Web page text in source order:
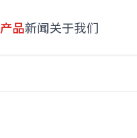
产品新闻关于我们